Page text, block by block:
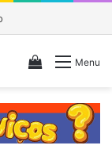
Menu
Veja seu